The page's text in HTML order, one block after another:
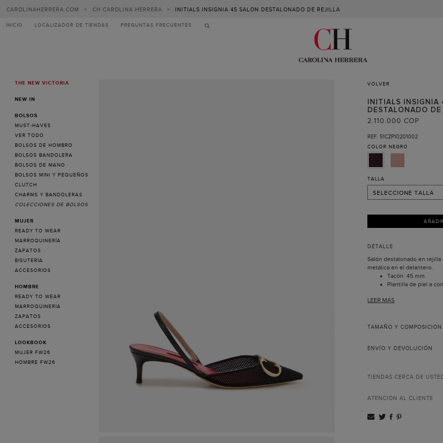
CAROLINAHERRERA.COM > CH CAROLINA HERRERA > INITIALS INSIGNIA 45 SALON DESTALONADO DE REJILLA
INICIO LOCALIZADOR DE TIENDAS PREGUNTAS FRECUENTES
MENUTHE NEW VICTORIA
NEW IN
BOLSOS
MUST-HAVES
VER TODO
BOLSOS DE HOMBRO
BOLSOS BANDOLERA
BOLSOS DE MANO
BOLSOS MINI Y PEQUEÑOS
CLUTCH
CHARMS Y BANDOLERAS
COLECCIONES DE BOLSOS
MUJER
READY TO WEAR
MARROQUINERÍA
ZAPATOS
BISUTERÍA
ACCESORIOS
HOMBRE
READY TO WEAR
MARROQUINERÍA
ZAPATOS
ACCESORIOS
LOOKBOOK
MUJER FW26
HOMBRE FW26
VOLVER
INITIALS INSIGNIA
DESTALONADO DE
2.110.000 COP
REF. 51CZP10201002
COLOR NEGRO
TALLA
SELECCIONE TALLA
36
37
38
39
40
DETALLE
Salón destalonado en
metálica en el delantero.
Tacón: 45 mm.
Plantilla de piel a
Incluye bolsa
Herrera, que recrea las
colección.
LEER MÁS
TAMAÑO Y COMPOSICIÓN
ENVÍO Y DEVOLUCIÓN
TIENDAS CERCA DE
ATENCIÓN AL CLIENTE